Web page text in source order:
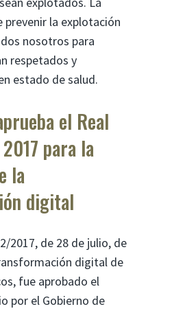
prevenir la explotación
nosotros para
respetados y
estado de salud.
el Real
para la
la
digital
2017, de 28 de julio, de
digital de
fue aprobado el
por el Gobierno de